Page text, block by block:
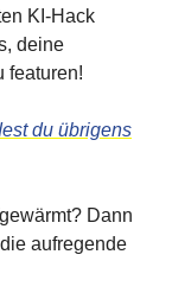
KI-Hack
deine
featuren!
du übrigens
Dann
aufregende